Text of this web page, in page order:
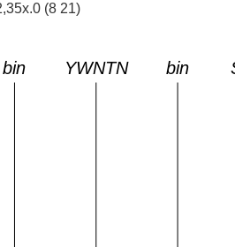
(8 21)